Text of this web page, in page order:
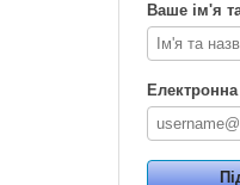
Ваше ім'я